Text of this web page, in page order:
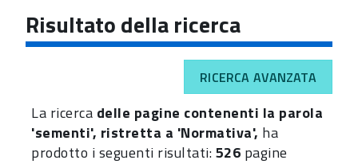
navigazione
Risultato della ricerca
RICERCA AVANZATA
La ricerca delle pagine contenenti la parola
'sementi', ristretta a 'Normativa', ha
prodotto i seguenti risultati:526 pagine